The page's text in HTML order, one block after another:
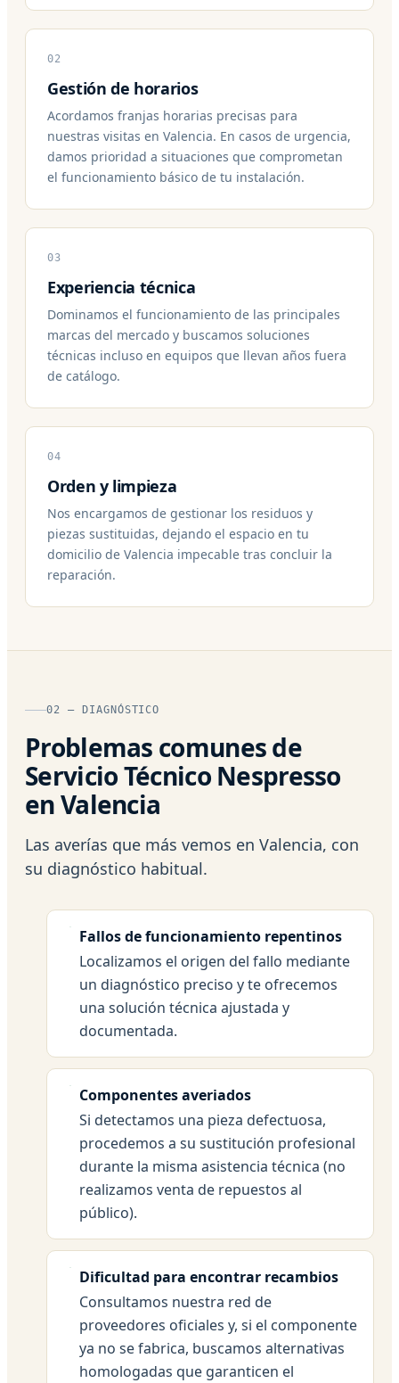
02
Gestión de horarios
Acordamos franjas horarias precisas para
nuestras visitas en Valencia. En casos de urgencia,
damos prioridad a situaciones que comprometan
el funcionamiento básico de tu instalación.
03
Experiencia técnica
Dominamos el funcionamiento de las principales
marcas del mercado y buscamos soluciones
técnicas incluso en equipos que llevan años fuera
de catálogo.
04
Orden y limpieza
Nos encargamos de gestionar los residuos y
piezas sustituidas, dejando el espacio en tu
domicilio de Valencia impecable tras concluir la
reparación.
02 — DIAGNÓSTICO
Problemas comunes de
Servicio Técnico Nespresso
en Valencia
Las averías que más vemos en Valencia, con
su diagnóstico habitual.
Fallos de funcionamiento repentinos
Localizamos el origen del fallo mediante
un diagnóstico preciso y te ofrecemos
una solución técnica ajustada y
documentada.
Componentes averiados
Si detectamos una pieza defectuosa,
procedemos a su sustitución profesional
durante la misma asistencia técnica (no
realizamos venta de repuestos al
público).
Dificultad para encontrar recambios
Consultamos nuestra red de
proveedores oficiales y, si el componente
ya no se fabrica, buscamos alternativas
homologadas que garanticen el